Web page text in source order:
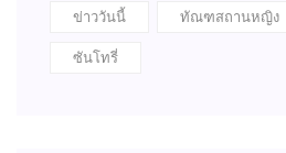
ข่าววันนี้ ทัณฑสถานหญิง
ซันโทรี่